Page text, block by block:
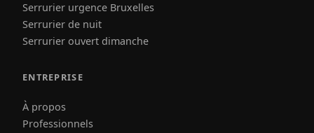
Serrurier urgence Bruxelles
Serrurier de nuit
Serrurier ouvert dimanche
ENTREPRISE
À propos
Professionnels